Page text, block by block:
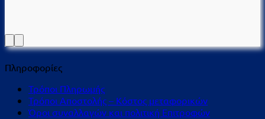
Πληροφορίες
Τρόποι Πληρωμής
Τρόποι Αποστολής – Κόστος μεταφορικών
Όροι συναλλαγών και πολιτική Επιτροφών